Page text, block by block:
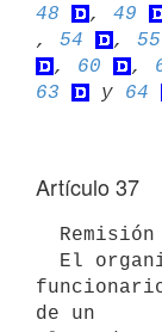
48
, 49
, 54 , 55
, 60 ,
63
y 64
Artículo 37
de un